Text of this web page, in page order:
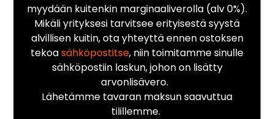
myydään kuitenkin marginaaliverolla (alv 0%).
Mikäli yrityksesi tarvitsee erityisestä syystä
alvillisen kuitin, ota yhteyttä ennen ostoksen
tekoasähköpostitse, niin toimitamme sinulle
sähköpostiin laskun, johon on lisätty
arvonlisävero.
Lähetämme tavaran maksun saavuttua
tilillemme.